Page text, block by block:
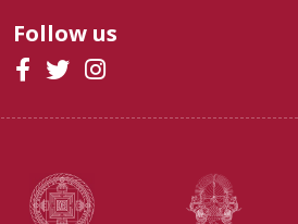
Follow us